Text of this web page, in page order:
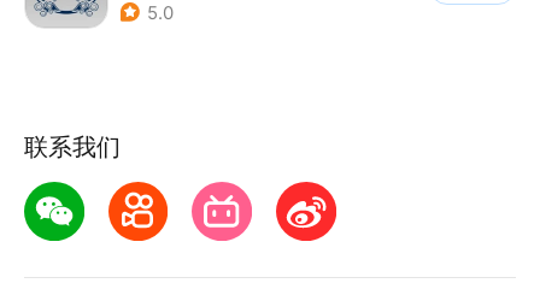
5.0
联系我们